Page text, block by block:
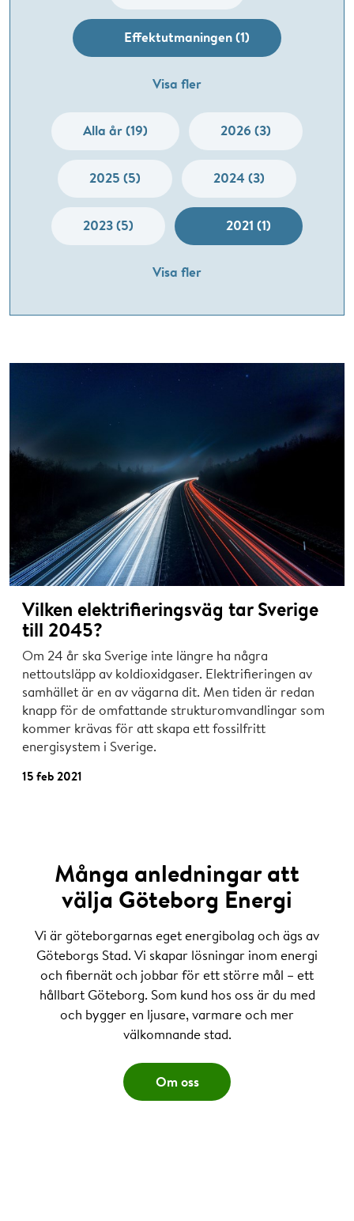
Effektutmaningen (1)
Visa fler
Alla år (19) 2026 (3)
2025 (5) 2024 (3)
2023 (5) 2021 (1)
Visa fler
Vilken elektrifieringsväg tar Sverige
till 2045?
Om 24 år ska Sverige inte längre ha några
nettoutsläpp av koldioxidgaser. Elektrifieringen av
samhället är en av vägarna dit. Men tiden är redan
knapp för de omfattande strukturomvandlingar som
kommer krävas för att skapa ett fossilfritt
energisystem i Sverige.
15 feb 2021
Många anledningar att
välja Göteborg Energi
Vi är göteborgarnas eget energibolag och ägs av
Göteborgs Stad. Vi skapar lösningar inom energi
och fibernät och jobbar för ett större mål – ett
hållbart Göteborg. Som kund hos oss är du med
och bygger en ljusare, varmare och mer
välkomnande stad.
Om oss